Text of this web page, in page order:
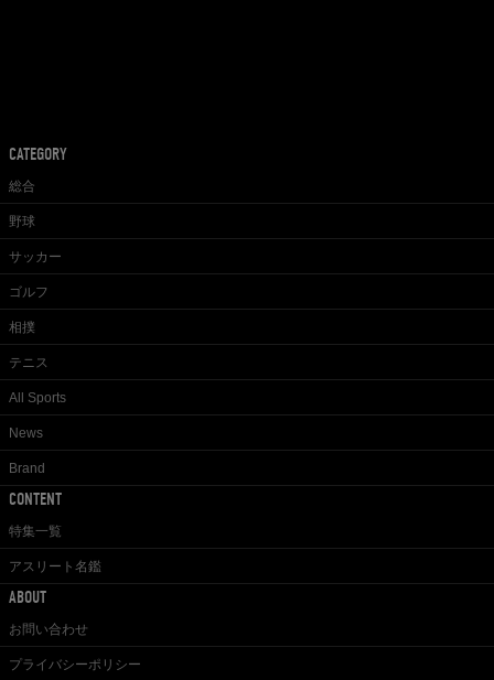
CATEGORY
総合
野球
サッカー
ゴルフ
相撲
テニス
All Sports
News
Brand
CONTENT
特集一覧
アスリート名鑑
ABOUT
お問い合わせ
プライバシーポリシー